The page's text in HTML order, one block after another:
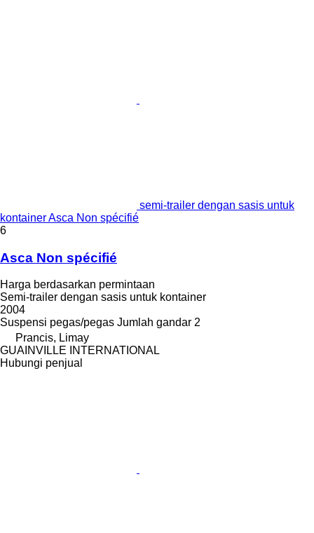
semi-trailer dengan sasis untuk
kontainer Asca Non spécifié
6
Asca Non spécifié
Harga berdasarkan permintaan
Semi-trailer dengan sasis untuk kontainer
2004
Suspensi pegas/pegas Jumlah gandar 2
Prancis, Limay
GUAINVILLE INTERNATIONAL
Hubungi penjual